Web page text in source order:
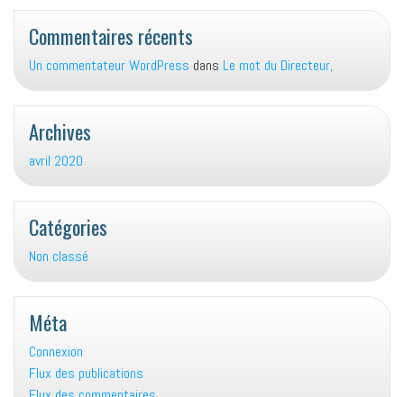
Commentaires récents
Un commentateur WordPress dans Le mot du Directeur,
Archives
avril 2020
Catégories
Non classé
Méta
Connexion
Flux des publications